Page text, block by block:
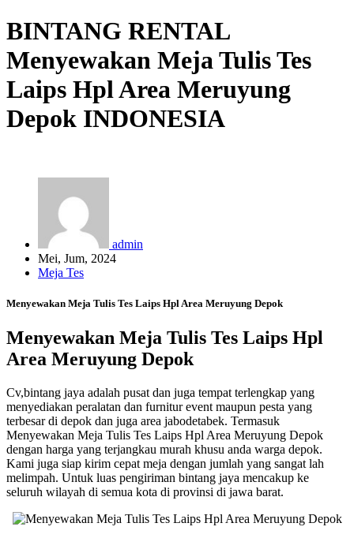
BINTANG RENTAL
Menyewakan Meja Tulis Tes
Laips Hpl Area Meruyung
Depok INDONESIA
admin
Mei, Jum, 2024
Meja Tes
Menyewakan Meja Tulis Tes Laips Hpl Area Meruyung Depok
Menyewakan Meja Tulis Tes Laips Hpl
Area Meruyung Depok
Cv,bintang jaya adalah pusat dan juga tempat terlengkap yang
menyediakan peralatan dan furnitur event maupun pesta yang
terbesar di depok dan juga area jabodetabek. Termasuk
Menyewakan Meja Tulis Tes Laips Hpl Area Meruyung Depok
dengan harga yang terjangkau murah khusu anda warga depok.
Kami juga siap kirim cepat meja dengan jumlah yang sangat lah
melimpah. Untuk luas pengiriman bintang jaya mencakup ke
seluruh wilayah di semua kota di provinsi di jawa barat.